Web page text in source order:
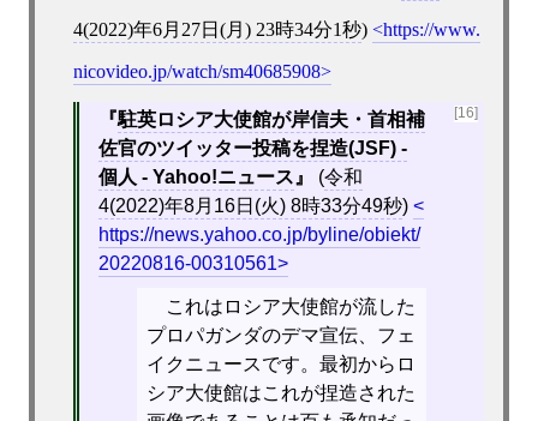
4(2022)年6月27日(月) 23時34分1秒) https://www.
nicovideo.jp/watch/sm40685908
[16]
駐英ロシア大使館が岸信夫・首相補
佐官のツイッター投稿を捏造(JSF) -
個人 - Yahoo!ニュース
(令和
4(2022)年8月16日(火) 8時33分49秒)
https://news.yahoo.co.jp/byline/obiekt/
20220816-00310561
これはロシア大使館が流した
プロパガンダのデマ宣伝、フェ
イクニュースです。最初からロ
シア大使館はこれが捏造された